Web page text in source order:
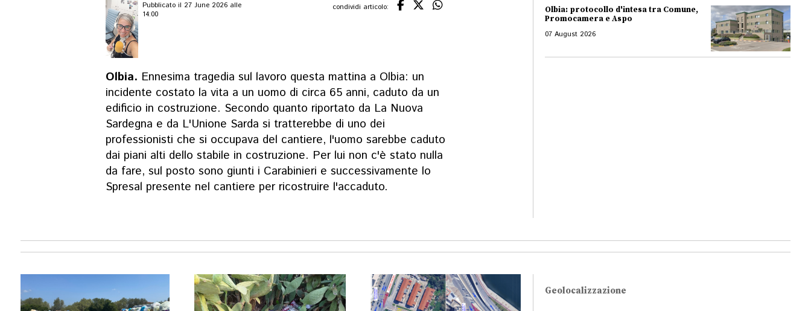
Pubblicato il 27 June 2026 alle
14:00
condividi articolo:
Olbia. Ennesima tragedia sul lavoro questa mattina a Olbia: un
incidente costato la vita a un uomo di circa 65 anni, caduto da un
edificio in costruzione. Secondo quanto riportato da La Nuova
Sardegna e da L'Unione Sarda si tratterebbe di uno dei
professionisti che si occupava del cantiere, l'uomo sarebbe caduto
dai piani alti dello stabile in costruzione. Per lui non c'è stato nulla
da fare, sul posto sono giunti i Carabinieri e successivamente lo
Spresal presente nel cantiere per ricostruire l'accaduto.
Olbia: protocollo d'intesa tra Comune,
Promocamera e Aspo
07 August 2026
Geolocalizzazione